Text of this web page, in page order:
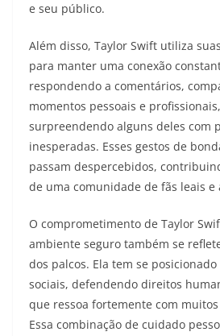
e seu público.
Além disso, Taylor Swift utiliza
para manter uma conexão
respondendo a comentários,
momentos pessoais e
surpreendendo alguns deles com
inesperadas. Esses gestos de
passam despercebidos,
de uma comunidade de fãs leais e
O comprometimento de Taylor
ambiente seguro também se
dos palcos. Ela tem se
sociais, defendendo direitos
que ressoa fortemente com
Essa combinação de cuidado